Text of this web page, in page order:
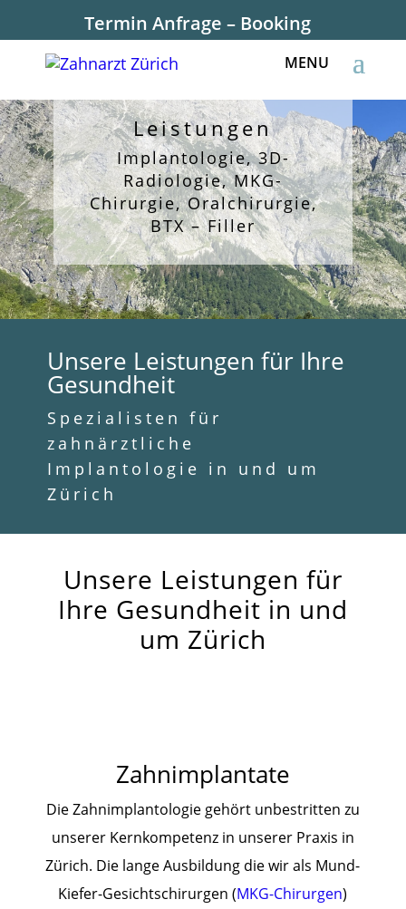
Termin Anfrage – Booking
Leistungen
Implantologie, 3D-
Radiologie, MKG-
Chirurgie, Oralchirurgie,
BTX – Filler
Unsere Leistungen für Ihre
Gesundheit
Spezialisten für
zahnärztliche
Implantologie in und um
Zürich
Unsere Leistungen für
Ihre Gesundheit in und
um Zürich
Zahnimplantate
Die Zahnimplantologie gehört unbestritten zu
unserer Kernkompetenz in unserer Praxis in
Zürich. Die lange Ausbildung die wir als Mund-
Kiefer-Gesichtschirurgen (MKG-Chirurgen)